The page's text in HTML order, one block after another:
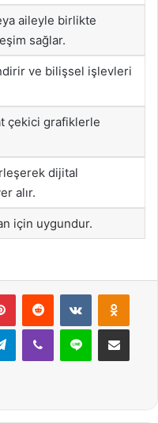
aileyle birlikte
sağlar.
ve bilişsel işlevleri
çekici grafiklerle
dijital
alır.
için uygundur.
PinterestReddit VKontakte
TelegramViber Line E-Posta ile